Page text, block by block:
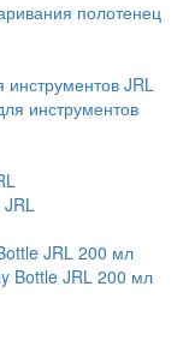
инструментов JRL
JRL 200 мл